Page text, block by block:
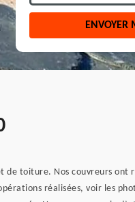
de toiture. Nos couvreurs ont
réalisées, voir les